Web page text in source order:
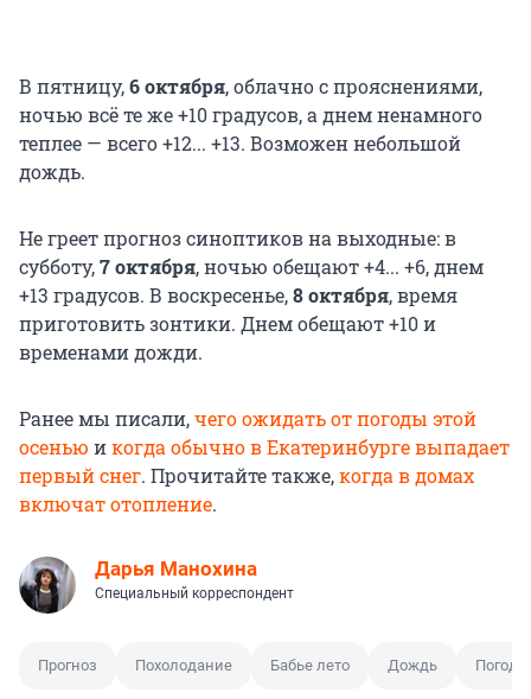
В пятницу,6 октября, облачно с прояснениями,
ночью всё те же +10 градусов, а днем ненамного
теплее — всего +12... +13. Возможен небольшой
дождь.
Не греет прогноз синоптиков на выходные: в
субботу,7 октября, ночью обещают +4... +6, днем
+13 градусов. В воскресенье,8 октября, время
приготовить зонтики. Днем обещают +10 и
временами дожди.
Ранее мы писали,чего ожидать от погоды этой
осенью икогда обычно в Екатеринбурге выпадает
первый снег. Прочитайте также,когда в домах
включат отопление.
Дарья Манохина
Специальный корреспондент
Прогноз Похолодание Бабье лето Дождь Погода